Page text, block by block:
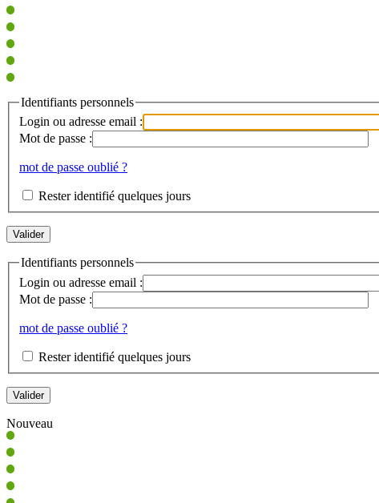
Identifiants personnels
Login ou adresse email :
Mot de passe :
mot de passe oublié ?
Rester identifié quelques jours
Identifiants personnels
Login ou adresse email :
Mot de passe :
mot de passe oublié ?
Rester identifié quelques jours
Nouveau